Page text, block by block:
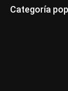
Categoría